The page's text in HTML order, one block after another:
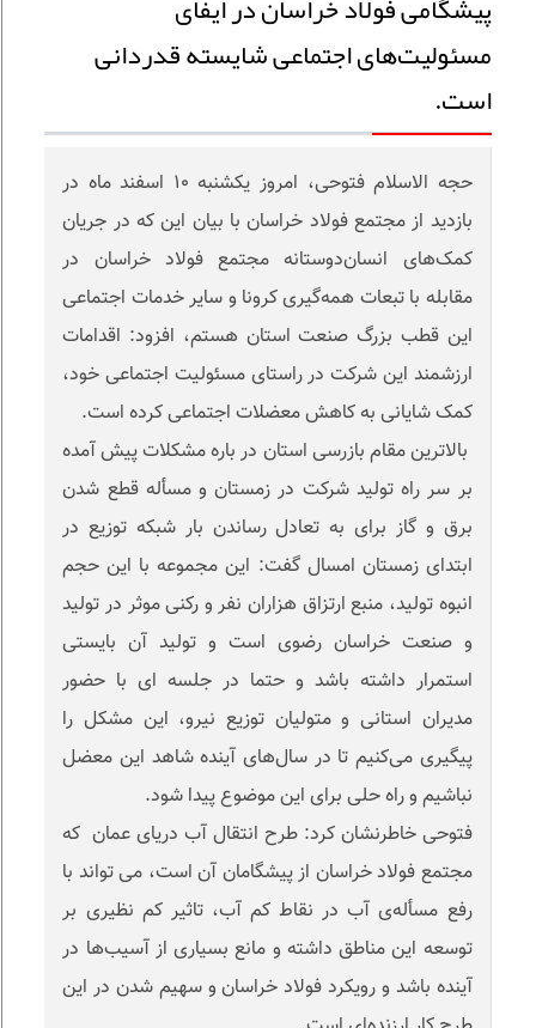
مسئولیت‌های اجتماعی شایسته قدردانی
است.
حجه الاسلام فتوحی، امروز یکشنبه ١٠ اسفند ماه در
بازدید از مجتمع فولاد خراسان با بیان این که در جریان
کمک‌های انسان‌دوستانه مجتمع فولاد خراسان در
مقابله با تبعات همه‌گیری کرونا و سایر خدمات اجتماعی
این قطب بزرگ صنعت استان هستم، افزود: اقدامات
ارزشمند این شرکت در راستای مسئولیت اجتماعی خود،
کمک شایانی به کاهش معضلات اجتماعی کرده است.
بالاترین مقام بازرسی استان در باره مشکلات پیش آمده
بر سر راه تولید شرکت در زمستان و مسأله قطع شدن
برق و گاز برای به تعادل رساندن بار شبکه توزیع در
ابتدای زمستان امسال گفت: این مجموعه با این حجم
انبوه تولید، منبع ارتزاق هزاران نفر و رکنی موثر در تولید
و صنعت خراسان رضوی است و تولید آن بایستی
استمرار داشته باشد و حتما در جلسه ای با حضور
مدیران استانی و متولیان توزیع نیرو، این مشکل را
پیگیری می‌کنیم تا در سال‌های آینده شاهد این معضل
نباشیم و راه حلی برای این موضوع پیدا شود.
فتوحی خاطرنشان کرد: طرح انتقال آب دریای عمان که
مجتمع فولاد خراسان از پیشگامان آن است، می تواند با
رفع مسأله‌ی آب در نقاط کم آب، تاثیر کم نظیری بر
توسعه این مناطق داشته و مانع بسیاری از آسیب‌ها در
آینده باشد و رویکرد فولاد خراسان و سهیم شدن در این